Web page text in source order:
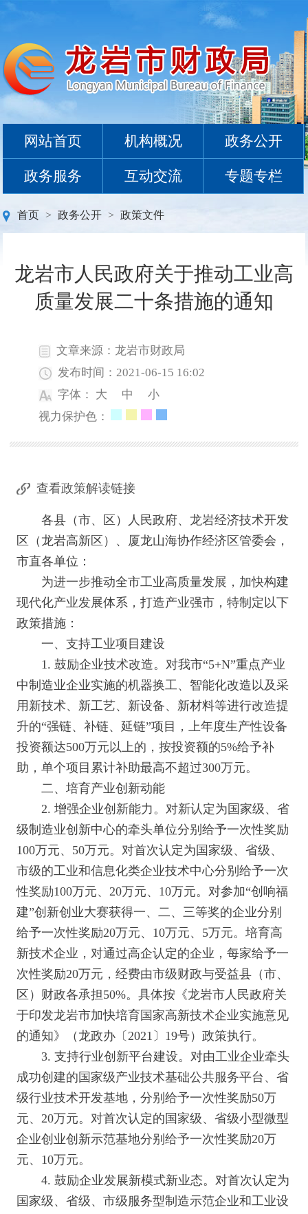
网站首页 机构概况 政务公开
政务服务 互动交流 专题专栏
首页 > 政务公开 > 政策文件
龙岩市人民政府关于推动工业高
质量发展二十条措施的通知
文章来源：龙岩市财政局
发布时间：2021-06-15 16:02
字体： 大 中
小
视力保护色：
查看政策解读链接
各县（市、区）人民政府、龙岩经济技术开发
区（龙岩高新区）、厦龙山海协作经济区管委会，
市直各单位：
为进一步推动全市工业高质量发展，加快构建
现代化产业发展体系，打造产业强市，特制定以下
政策措施：
一、支持工业项目建设
1. 鼓励企业技术改造。对我市“5+N”重点产业
中制造业企业实施的机器换工、智能化改造以及采
用新技术、新工艺、新设备、新材料等进行改造提
升的“强链、补链、延链”项目，上年度生产性设备
投资额达500万元以上的，按投资额的5%给予补
助，单个项目累计补助最高不超过300万元。
二、培育产业创新动能
2. 增强企业创新能力。对新认定为国家级、省
级制造业创新中心的牵头单位分别给予一次性奖励
100万元、50万元。对首次认定为国家级、省级、
市级的工业和信息化类企业技术中心分别给予一次
性奖励100万元、20万元、10万元。对参加“创响福
建”创新创业大赛获得一、二、三等奖的企业分别
给予一次性奖励20万元、10万元、5万元。培育高
新技术企业，对通过高企认定的企业，每家给予一
次性奖励20万元，经费由市级财政与受益县（市、
区）财政各承担50%。具体按《龙岩市人民政府关
于印发龙岩市加快培育国家高新技术企业实施意见
的通知》（龙政办〔2021〕19号）政策执行。
3. 支持行业创新平台建设。对由工业企业牵头
成功创建的国家级产业技术基础公共服务平台、省
级行业技术开发基地，分别给予一次性奖励50万
元、20万元。对首次认定的国家级、省级小型微型
企业创业创新示范基地分别给予一次性奖励20万
元、10万元。
4. 鼓励企业发展新模式新业态。对首次认定为
国家级、省级、市级服务型制造示范企业和工业设